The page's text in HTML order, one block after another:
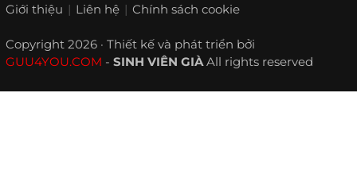
Giới thiệu Liên hệ Chính sách cookie
Copyright 2026 · Thiết kế và phát triển bởi
GUU4YOU.COM - SINH VIÊN GIÀAll rights reserved